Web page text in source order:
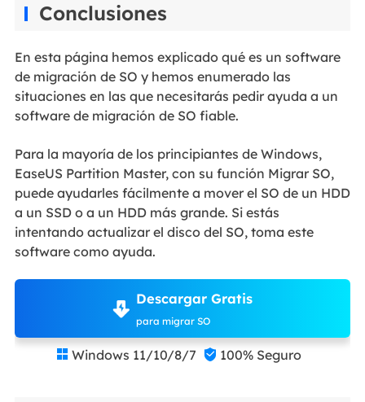
Conclusiones
En esta página hemos explicado qué es un software
de migración de SO y hemos enumerado las
situaciones en las que necesitarás pedir ayuda a un
software de migración de SO fiable.
Para la mayoría de los principiantes de Windows,
EaseUS Partition Master, con su función Migrar SO,
puede ayudarles fácilmente a mover el SO de un HDD
a un SSD o a un HDD más grande. Si estás
intentando actualizar el disco del SO, toma este
software como ayuda.
Descargar Gratis
para migrar SO
 Windows 11/10/8/7  100% Seguro